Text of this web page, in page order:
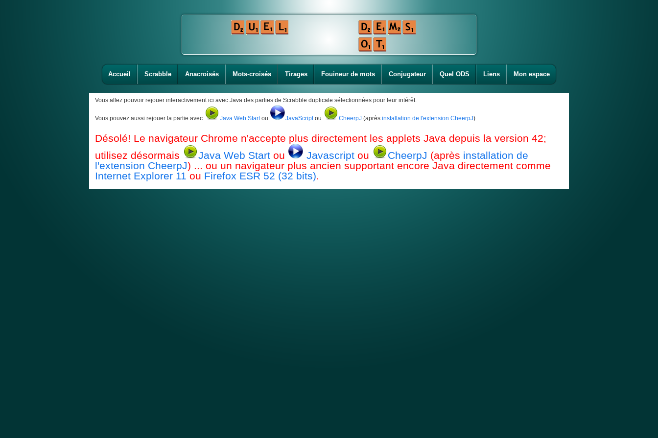
Accueil Scrabble Anacroisés Mots-croisés Tirages Fouineur de mots Conjugateur Quel ODS Liens Mon espace
Vous allez pouvoir rejouer interactivement ici avec Java des parties de Scrabble duplicate sélectionnées pour leur intérêt.
Vous pouvez aussi rejouer la partie avec Java Web Startou JavaScriptou CheerpJ (après installation de l'extension CheerpJ).
Désolé! Le navigateur Chrome n'accepte plus directement les applets Java depuis la version 42;
utilisez désormais
Java Web Start ou Javascript ou CheerpJ (après installation de
l'extension CheerpJ) ... ou un navigateur plus ancien supportant encore Java directement comme
Internet Explorer 11 ou Firefox ESR 52 (32 bits).